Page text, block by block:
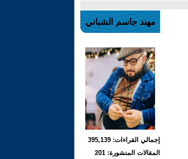
مهند جاسم الشباني
إجمالي القراءات: 395,139
المقالات المنشورة: 201